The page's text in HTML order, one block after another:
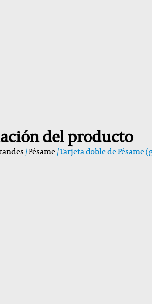
del producto
/Pésame/ Tarjeta doble de Pésame